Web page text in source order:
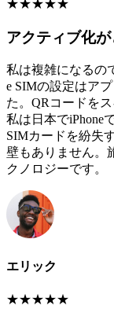
★★★★★
アクティブ化
私は複雑になるの
e SIMの設定はア
た。QRコードを
私は日本でiPhone
SIMカードを紛失
壁もありません。
クノロジーです。
エリック
★★★★★